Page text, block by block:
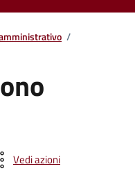
/
Vedi azioni